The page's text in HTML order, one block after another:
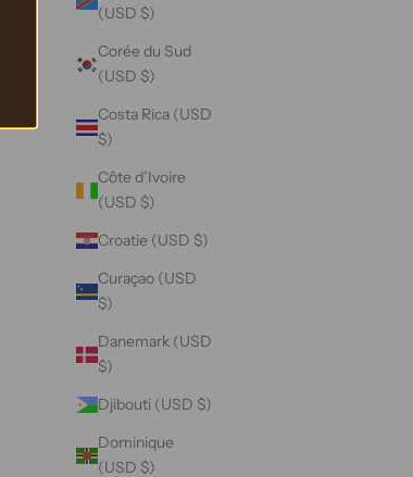
(USD $)
Corée du Sud
(USD $)
Costa Rica (USD
$)
Côte d’Ivoire
(USD $)
Croatie (USD $)
Curaçao (USD
$)
Danemark (USD
$)
Djibouti (USD $)
Dominique
(USD $)